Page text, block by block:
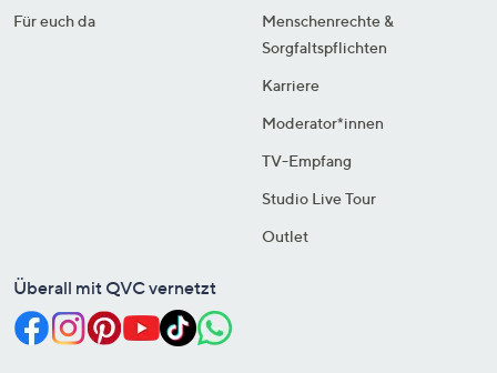
Für euch da
Menschenrechte &
Sorgfaltspflichten
Karriere
Moderator*innen
TV-Empfang
Studio Live Tour
Outlet
Überall mit QVC vernetzt